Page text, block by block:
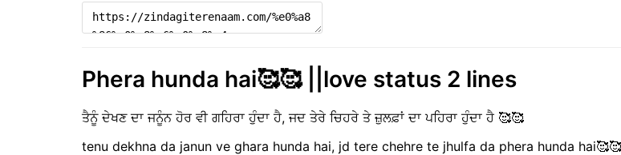
Phera hunda hai🥰🥰 ||love status 2 lines
ਤੈਨੂੰ ਦੇਖਣ ਦਾ ਜਨੂੰਨ ਹੋਰ ਵੀ ਗਹਿਰਾ ਹੁੰਦਾ ਹੈ, ਜਦ ਤੇਰੇ ਚਿਹਰੇ ਤੇ ਜ਼ੁਲਫ਼ਾਂ ਦਾ ਪਹਿਰਾ ਹੁੰਦਾ ਹੈ 🥰🥰
tenu dekhna da janun ve ghara hunda hai, jd tere chehre te jhulfa da phera hunda hai🥰🥰